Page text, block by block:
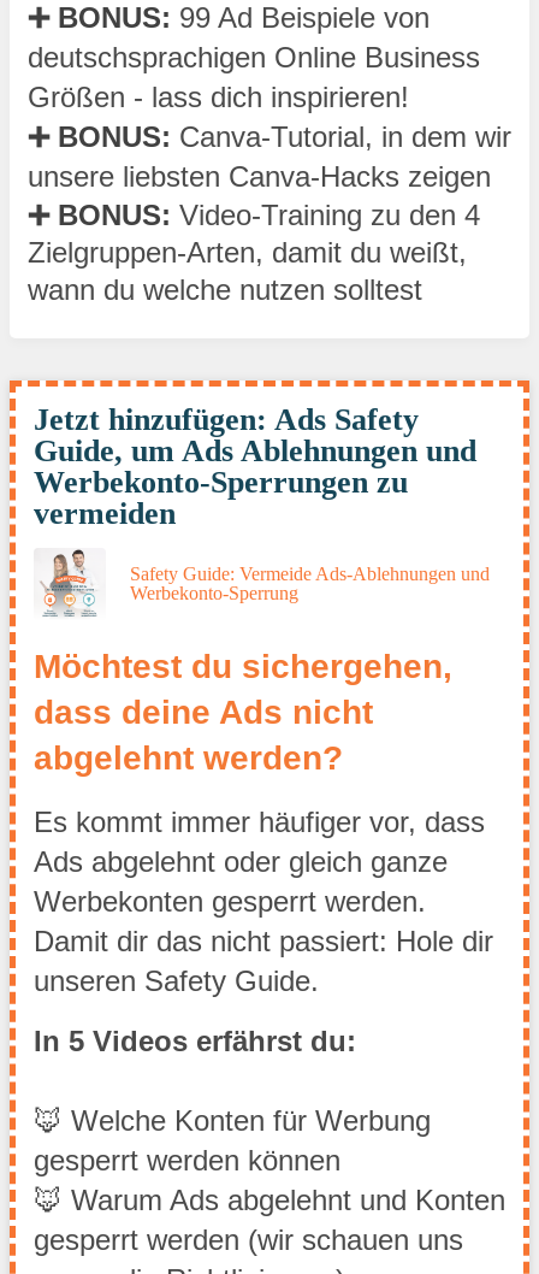
➕ BONUS: 99 Ad Beispiele von
deutschsprachigen Online Business
Größen - lass dich inspirieren!
➕ BONUS: Canva-Tutorial, in dem wir
unsere liebsten Canva-Hacks zeigen
➕ BONUS: Video-Training zu den 4
Zielgruppen-Arten, damit du weißt,
wann du welche nutzen solltest
Jetzt hinzufügen: Ads Safety
Guide, um Ads Ablehnungen und
Werbekonto-Sperrungen zu
vermeiden
Safety Guide: Vermeide Ads-Ablehnungen und
Werbekonto-Sperrung
Möchtest du sichergehen,
dass deine Ads nicht
abgelehnt werden?
Es kommt immer häufiger vor, dass
Ads abgelehnt oder gleich ganze
Werbekonten gesperrt werden.
Damit dir das nicht passiert: Hole dir
unseren Safety Guide.
In 5 Videos erfährst du:
🦊 Welche Konten für Werbung
gesperrt werden können
🦊 Warum Ads abgelehnt und Konten
gesperrt werden (wir schauen uns